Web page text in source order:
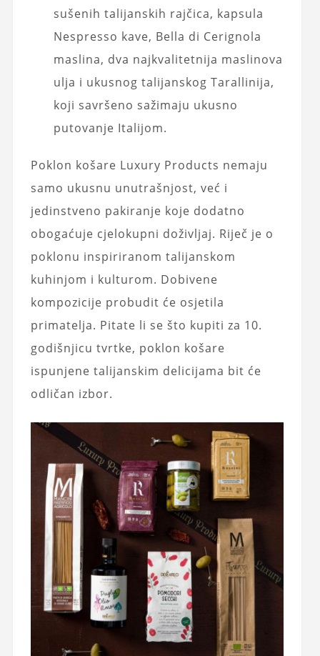
sušenih talijanskih rajčica, kapsula
Nespresso kave, Bella di Cerignola
maslina, dva najkvalitetnija maslinova
ulja i ukusnog talijanskog Tarallinija,
koji savršeno sažimaju ukusno
putovanje Italijom.
Poklon košare Luxury Products nemaju
samo ukusnu unutrašnjost, već i
jedinstveno pakiranje koje dodatno
obogaćuje cjelokupni doživljaj. Riječ je o
poklonu inspiriranom talijanskom
kuhinjom i kulturom. Dobivene
kompozicije probudit će osjetila
primatelja. Pitate li se što kupiti za 10.
godišnjicu tvrtke, poklon košare
ispunjene talijanskim delicijama bit će
odličan izbor.